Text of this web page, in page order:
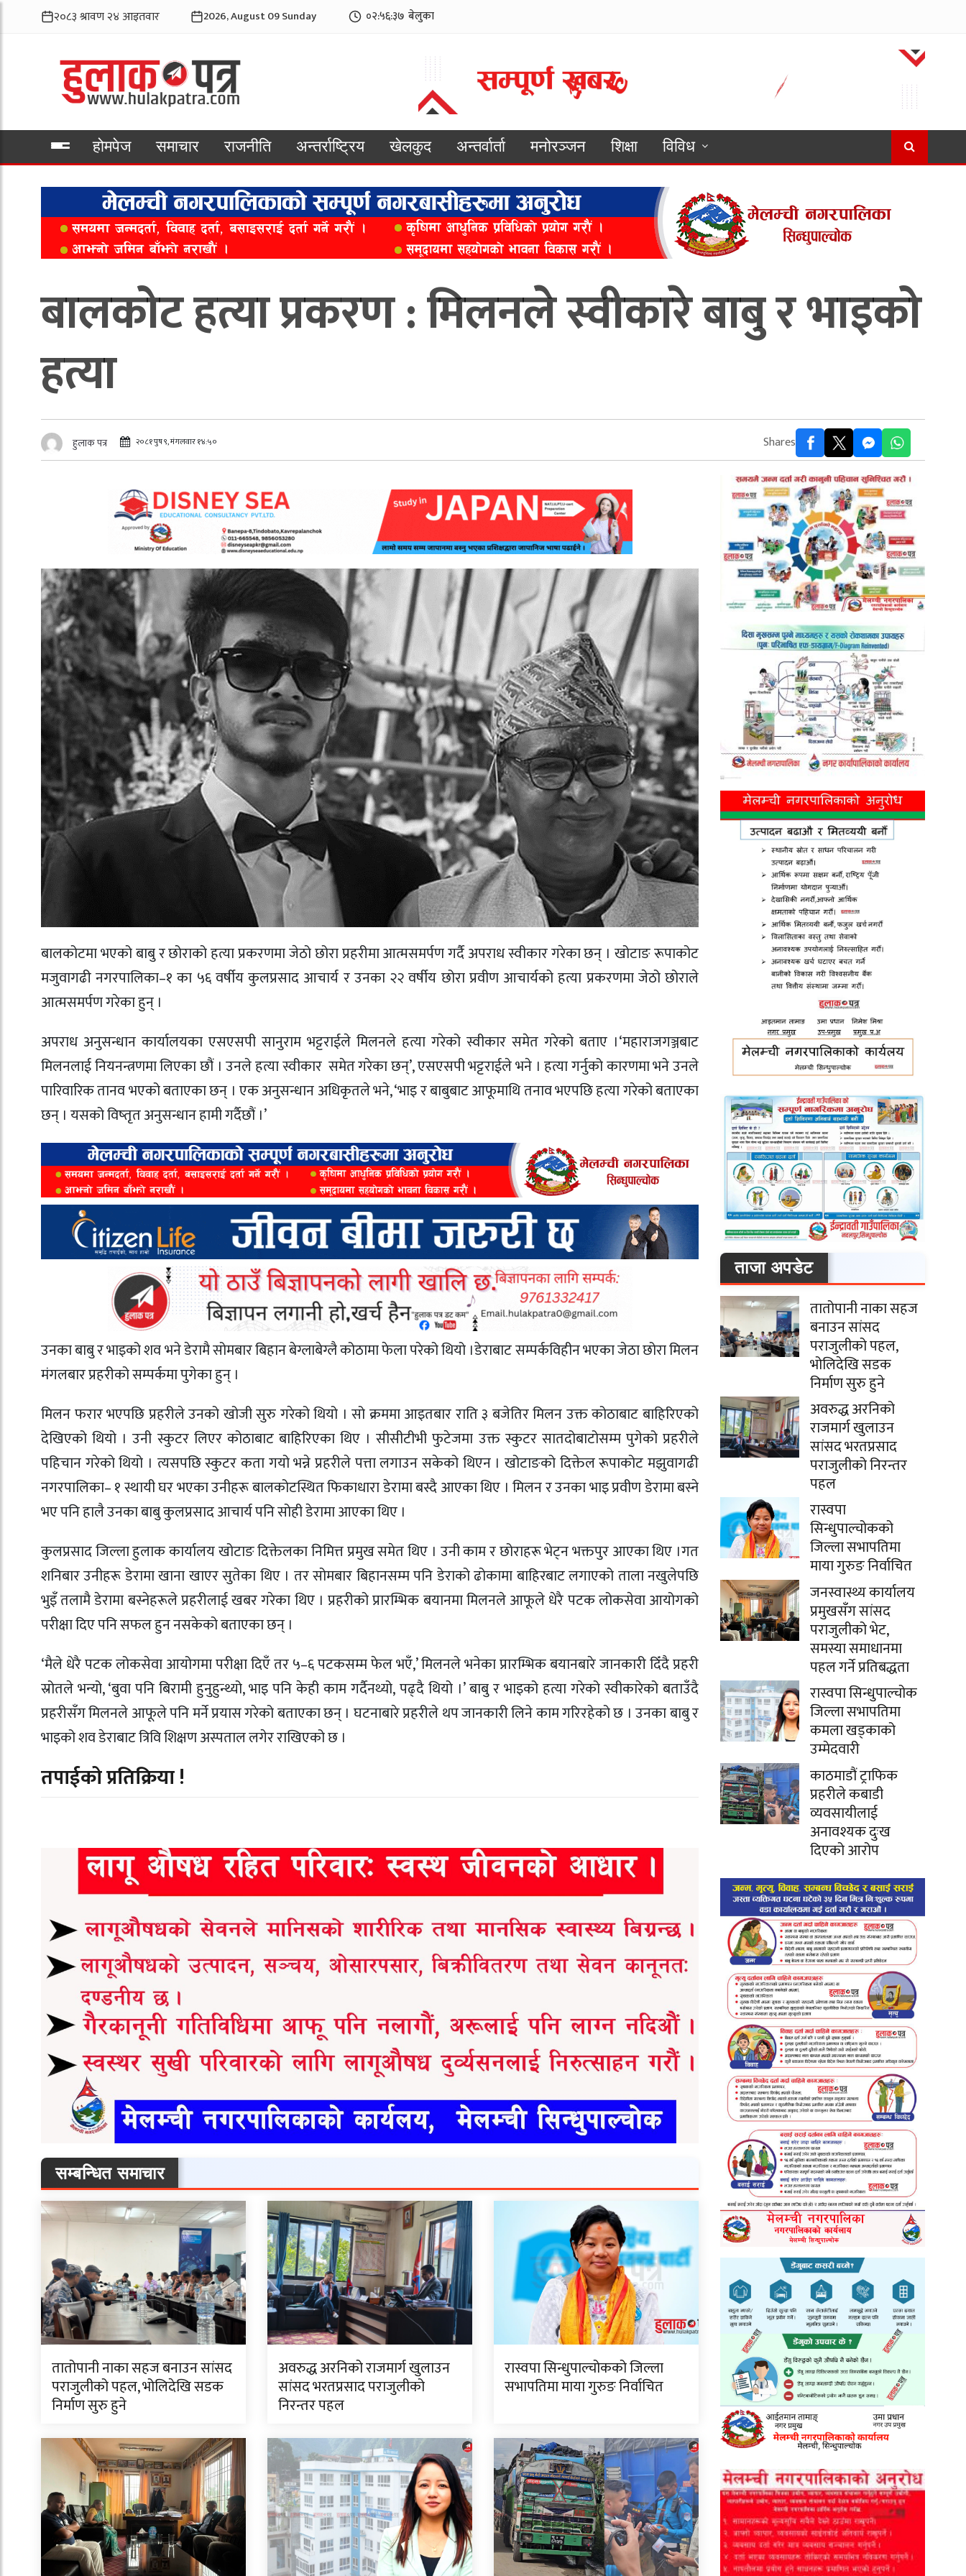
2026, August 09 Sunday ०२:५६:३९ बेलुका
होमपेज समाचार राजनीति अन्तर्राष्ट्रिय खेलकुद अन्तर्वार्ता मनोरञ्जन शिक्षा
विविध
बालकोट हत्या प्रकरण : मिलनले स्वीकारे बाबु र भाइको
हत्या
हुलाक पत्र २०८१ पुष ९, मंगलवार १४:५० Shares
बालकोटमा भएको बाबु र छोराको हत्या प्रकरणमा जेठो छोरा प्रहरीमा आत्मसमर्पण गर्दै अपराध स्वीकार गरेका छन् । खोटाङ रूपाकोट
मजुवागढी नगरपालिका–१ का ५६ वर्षीय कुलप्रसाद आचार्य र उनका २२ वर्षीय छोरा प्रवीण आचार्यको हत्या प्रकरणमा जेठो छोराले
आत्मसमर्पण गरेका हुन् ।
अपराध अनुसन्धान कार्यालयका एसएसपी सानुराम भट्टराईले मिलनले हत्या गरेको स्वीकार समेत गरेको बताए ।‘महाराजगञ्जबाट
मिलनलाई नियनन्त्रणमा लिएका छौं । उनले हत्या स्वीकार समेत गरेका छन्’, एसएसपी भट्टराईले भने । हत्या गर्नुको कारणमा भने उनले
पारिवारिक तानव भएको बताएका छन् । एक अनुसन्धान अधिकृतले भने, ‘भाइ र बाबुबाट आफूमाथि तनाव भएपछि हत्या गरेको बताएका
छन् । यसको विष्तृत अनुसन्धान हामी गर्दैछौं ।’
उनका बाबु र भाइको शव भने डेरामै सोमबार बिहान बेग्लाबेग्लै कोठामा फेला परेको थियो ।डेराबाट सम्पर्कविहीन भएका जेठा छोरा मिलन
मंगलबार प्रहरीको सम्पर्कमा पुगेका हुन् ।
मिलन फरार भएपछि प्रहरीले उनको खोजी सुरु गरेको थियो । सो क्रममा आइतबार राति ३ बजेतिर मिलन उक्त कोठाबाट बाहिरिएको
देखिएको थियो । उनी स्कुटर लिएर कोठाबाट बाहिरिएका थिए । सीसीटीभी फुटेजमा उक्त स्कुटर सातदोबाटोसम्म पुगेको प्रहरीले
पहिचान गरेको थियो । त्यसपछि स्कुटर कता गयो भन्ने प्रहरीले पत्ता लगाउन सकेको थिएन । खोटाङको दिक्तेल रूपाकोट मझुवागढी
नगरपालिका– १ स्थायी घर भएका उनीहरू बालकोटस्थित फिकाधारा डेरामा बस्दै आएका थिए । मिलन र उनका भाइ प्रवीण डेरामा बस्ने
भए पनि हालै उनका बाबु कुलप्रसाद आचार्य पनि सोही डेरामा आएका थिए ।
कुलप्रसाद जिल्ला हुलाक कार्यालय खोटाङ दिक्तेलका निमित्त प्रमुख समेत थिए । उनी काम र छोराहरू भेट्न भक्तपुर आएका थिए ।गत
शनिबार उनीहरू डेरामा खाना खाएर सुतेका थिए । तर सोमबार बिहानसम्म पनि डेराको ढोकामा बाहिरबाट लगाएको ताला नखुलेपछि
भुइँ तलामै डेरामा बस्नेहरूले प्रहरीलाई खबर गरेका थिए । प्रहरीको प्रारम्भिक बयानमा मिलनले आफूले धेरै पटक लोकसेवा आयोगको
परीक्षा दिए पनि सफल हुन नसकेको बताएका छन् ।
‘मैले धेरै पटक लोकसेवा आयोगमा परीक्षा दिएँ तर ५–६ पटकसम्म फेल भएँ,’ मिलनले भनेका प्रारम्भिक बयानबारे जानकारी दिँदै प्रहरी
स्रोतले भन्यो, ‘बुवा पनि बिरामी हुनुहुन्थ्यो, भाइ पनि केही काम गर्दैनथ्यो, पढ्दै थियो ।’ बाबु र भाइको हत्या गरेको स्वीकारेको बताउँदै
प्रहरीसँग मिलनले आफूले पनि मर्ने प्रयास गरेको बताएका छन् । घटनाबारे प्रहरीले थप जानकारी लिने काम गरिरहेको छ । उनका बाबु र
भाइको शव डेराबाट त्रिवि शिक्षण अस्पताल लगेर राखिएको छ ।
तपाईको प्रतिक्रिया !
सम्बन्धित समाचार
तातोपानी नाका सहज बनाउन सांसद
पराजुलीको पहल, भोलिदेखि सडक
निर्माण सुरु हुने
अवरुद्ध अरनिको राजमार्ग खुलाउन
सांसद भरतप्रसाद पराजुलीको
निरन्तर पहल
रास्वपा सिन्धुपाल्चोकको जिल्ला
सभापतिमा माया गुरुङ निर्वाचित
ताजा अपडेट
तातोपानी नाका सहज
बनाउन सांसद
पराजुलीको पहल,
भोलिदेखि सडक
निर्माण सुरु हुने
अवरुद्ध अरनिको
राजमार्ग खुलाउन
सांसद भरतप्रसाद
पराजुलीको निरन्तर
पहल
रास्वपा
सिन्धुपाल्चोकको
जिल्ला सभापतिमा
माया गुरुङ निर्वाचित
जनस्वास्थ्य कार्यालय
प्रमुखसँग सांसद
पराजुलीको भेट,
समस्या समाधानमा
पहल गर्ने प्रतिबद्धता
रास्वपा सिन्धुपाल्चोक
जिल्ला सभापतिमा
कमला खड्काको
उम्मेदवारी
काठमाडौं ट्राफिक
प्रहरीले कबाडी
व्यवसायीलाई
अनावश्यक दुःख
दिएको आरोप